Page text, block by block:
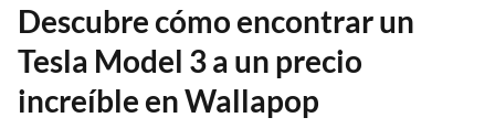
Descubre cómo encontrar un
Tesla Model 3 a un precio
increíble en Wallapop